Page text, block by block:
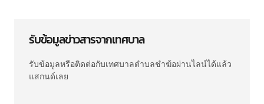
รับข้อมูลข่าวสารจากเทศบาล
รับข้อมูลหรือติดต่อกับเทศบาลตำบลชำฆ้อผ่านไลน์ได้แล้ว
แสกนด์เลย